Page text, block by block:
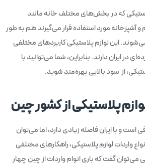
که در بخش‌های مختلف خانه مانند
مورد استفاده قرار می‌گیرند هم به طور
این لوازم پلاستیکی کاربردهای مختلفی
در ایران دارند. بنابراین، شما می‌توانید با
از سود بالایی بهره‌مند شوید.
پلاستیکی از کشور چین
و با ایران فاصله زیادی دارد، اما می‌توان
واردات لوازم پلاستیکی، راهکارهای مختلفی
می‌توان گفت که باری انوام واردات از چین چهار